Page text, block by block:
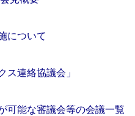
について
ス連絡協議会」
可能な審議会等の会議一覧